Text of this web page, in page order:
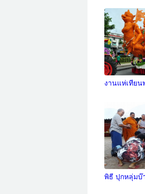
งานแห่เทียน
พิธี ปุกหลุ่มบ๊